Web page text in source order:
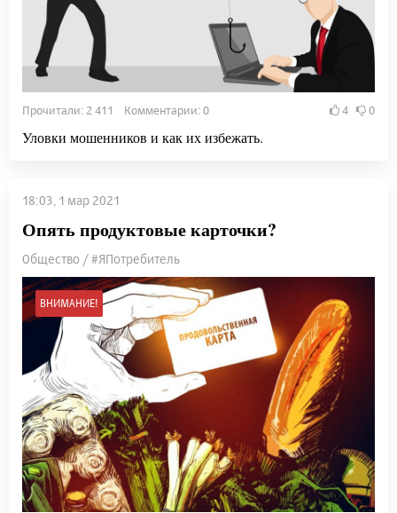
Прочитали: 2 411 Комментарии: 0 4 0
Уловки мошенников и как их избежать.
18:03, 1 мар 2021
Опять продуктовые карточки?
Общество / #ЯПотребитель
ВНИМАНИЕ!